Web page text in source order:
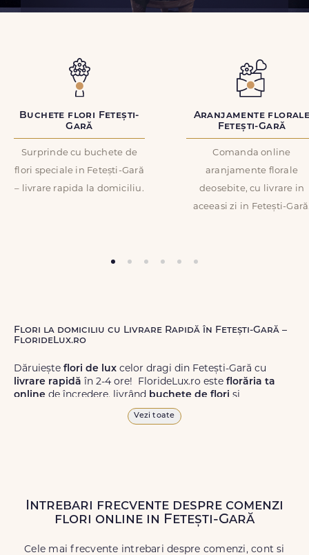
Buchete flori Fetești-
Gară
Surprinde cu buchete de
flori speciale in Fetești-Gară
– livrare rapida la domiciliu.
Aranjamente
Fetești-Gară
Comanda online
aranjamente florale
deosebite, cu livrare in
aceeasi zi in Fetești-
Flori la domiciliu cu Livrare Rapidă în Fetești-Gară –
FlorideLux.ro
Dăruiește flori de lux celor dragi din Fetești-Gară cu
livrare rapidă în 2-4 ore! FlorideLux.ro este florăria ta
online de încredere, livrând buchete de flori și
de calitate superioară în Fetești-Gară
Livrăm buchete de florichiar și în weekend, pentru ca tu
Vezi toate
Intrebari frecvente despre comenzi
flori online in Fetești-Gară
Cele mai frecvente intrebari despre comenzi, cont si